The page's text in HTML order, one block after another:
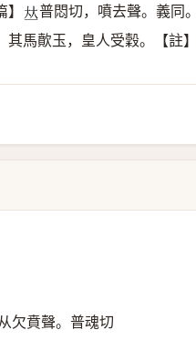
𠀤普悶切，噴去聲。義同
馬歕玉，皇人受穀。【註
欠賁聲。普魂切